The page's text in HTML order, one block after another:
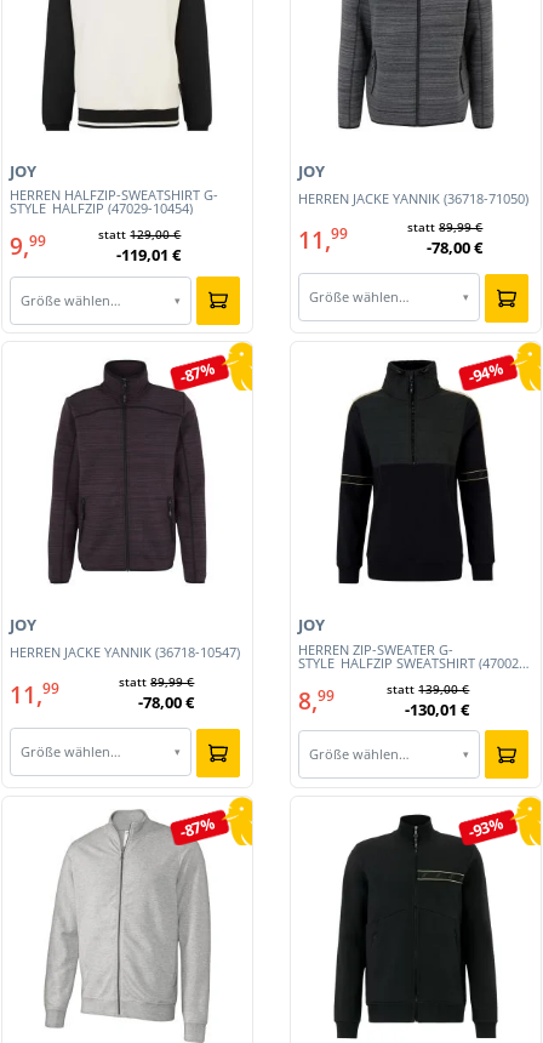
HERREN HALFZIP-SWEATSHIRT G-
STYLE_HALFZIP (47029-10454)
JOY
9,99 statt129,00 €
-119,01 €
Größe wählen… ▾
HERREN JACKE YANNIK (36718-71050)
JOY
11,99 statt89,99 €
-78,00 €
Größe wählen… ▾
-87%
HERREN JACKE YANNIK (36718-10547)
JOY
11,99 statt89,99 €
-78,00 €
Größe wählen… ▾
-94%
HERREN ZIP-SWEATER G-
STYLE_HALFZIP SWEATSHIRT (47002-
JOY
8,99 statt139,00 €
-130,01 €
Größe wählen… ▾
-87% -93%